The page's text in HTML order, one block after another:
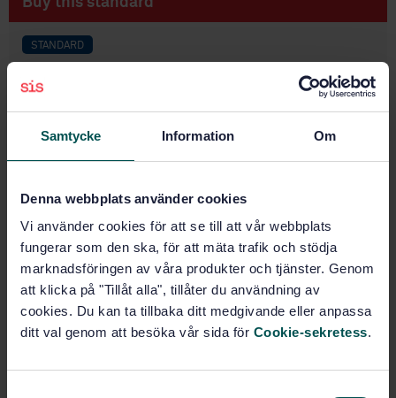
Samtycke Information Om
Denna webbplats använder cookies
Vi använder cookies för att se till att vår webbplats
fungerar som den ska, för att mäta trafik och stödja
marknadsföringen av våra produkter och tjänster. Genom
att klicka på "Tillåt alla", tillåter du användning av
cookies. Du kan ta tillbaka ditt medgivande eller anpassa
ditt val genom att besöka vår sida för Cookie-sekretess.
STANDARD
Respiratory protective devices - Gas cylinder valves -
Part 2: Outlet connections
PDF
Add to cart
Show more
Product information